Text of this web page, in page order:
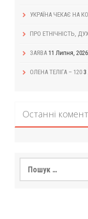
УКРАЇНА ЧЕКАЄ НА
ПРО ЕТНІЧНІСТЬ,
ЗАЯВА 11 Липня, 2026
ОЛЕНА ТЕЛІГА – 120 3
Останні